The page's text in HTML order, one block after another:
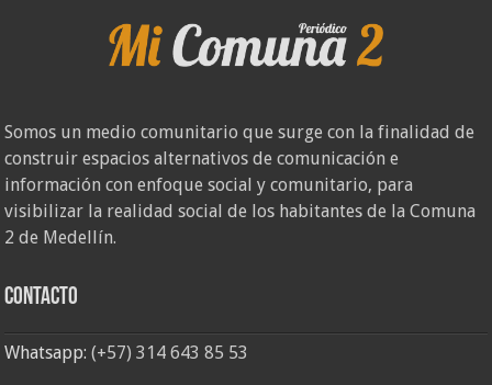
Somos un medio comunitario que surge con la finalidad de
construir espacios alternativos de comunicación e
información con enfoque social y comunitario, para
visibilizar la realidad social de los habitantes de la Comuna
2 de Medellín.
Contacto
Whatsapp:(+57) 314 643 85 53